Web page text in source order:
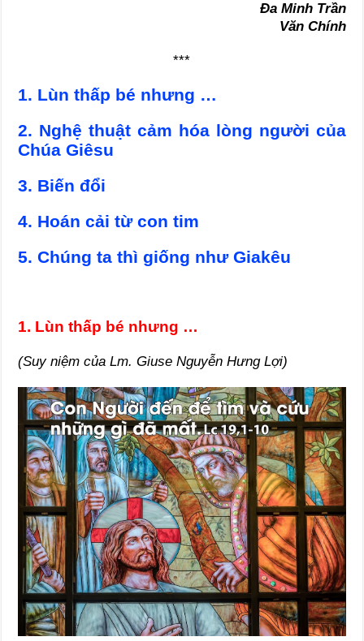
Đa Minh Trần
Văn Chính
***
1. Lùn thấp bé nhưng …
2. Nghệ thuật cảm hóa lòng người của
Chúa Giêsu
3. Biến đổi
4. Hoán cải từ con tim
5. Chúng ta thì giống như Giakêu
1. Lùn thấp bé nhưng …
(Suy niệm của Lm. Giuse Nguyễn Hưng Lợi)